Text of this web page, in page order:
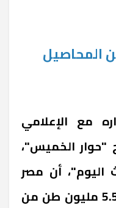
من المحاصيل
مع الإعلامي
"حوار الخميس"،
اليوم"، أن مصر
نجحت في تصدير أكثر من 5.5 مليون طن من